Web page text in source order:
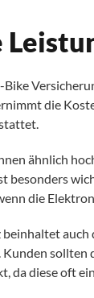
Bike
die
ähnlich
besonders
die
Kunden
da diese oft